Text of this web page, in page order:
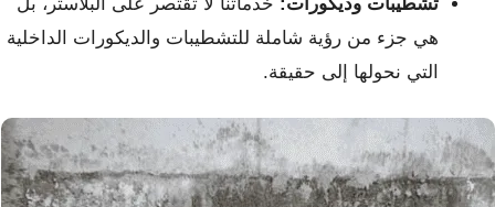
هي جزء من رؤية شاملة للتشطيبات والديكورات الداخلية
التي نحولها إلى حقيقة.